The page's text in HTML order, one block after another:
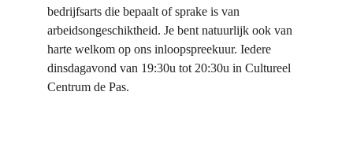
bedrijfsarts die bepaalt of sprake is van
arbeidsongeschiktheid. Je bent natuurlijk ook van
harte welkom op ons inloopspreekuur. Iedere
dinsdagavond van 19:30u tot 20:30u in Cultureel
Centrum de Pas.